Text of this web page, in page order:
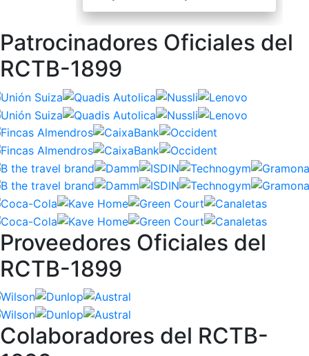
Patrocinadores Oficiales del
RCTB-1899
Proveedores Oficiales del
RCTB-1899
Colaboradores del RCTB-